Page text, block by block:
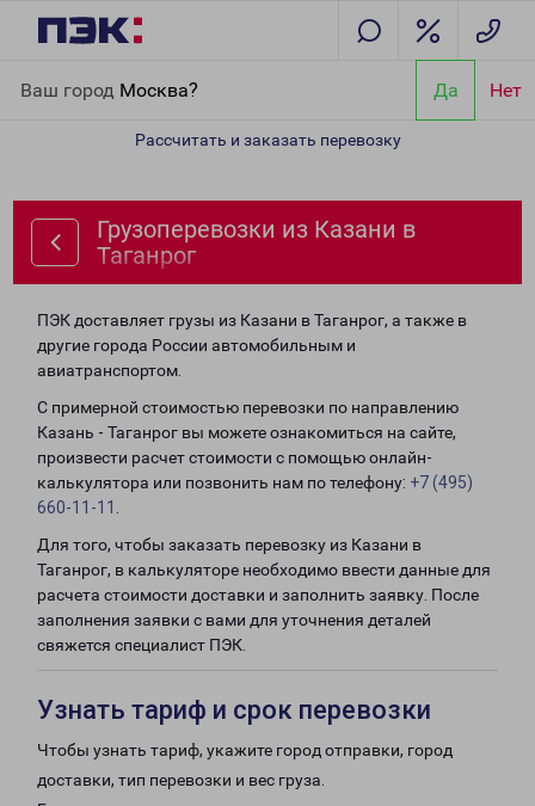
Ваш город Москва? Да Нет
Рассчитать и заказать перевозку
Грузоперевозки из Казани в
Таганрог
ПЭК доставляет грузы из Казани в Таганрог, а также в
другие города России автомобильным и
авиатранспортом.
С примерной стоимостью перевозки по направлению
Казань - Таганрог вы можете ознакомиться на сайте,
произвести расчет стоимости с помощью онлайн-
калькулятора или позвонить нам по телефону: +7 (495)
660-11-11
Для того, чтобы заказать перевозку из Казани в
Таганрог, в калькуляторе необходимо ввести данные для
расчета стоимости доставки и заполнить заявку. После
заполнения заявки с вами для уточнения деталей
свяжется специалист ПЭК.
Узнать тариф и срок перевозки
Чтобы узнать тариф, укажите город отправки, город
доставки, тип перевозки и вес груза.